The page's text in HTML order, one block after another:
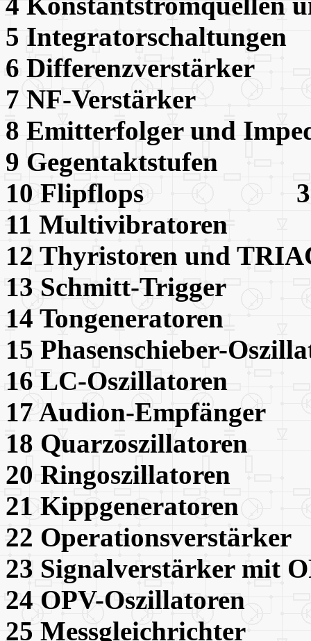
5
6
7 NF-Verstärker
8 Emitterfolger und
9
10 Flipflops
11
12 Thyristoren und
13 Schmitt-
14
15 Phasenschieber-
16 LC-
17 Audion-
18
20
21
22
23 Signalverstärker
24 OPV-
25